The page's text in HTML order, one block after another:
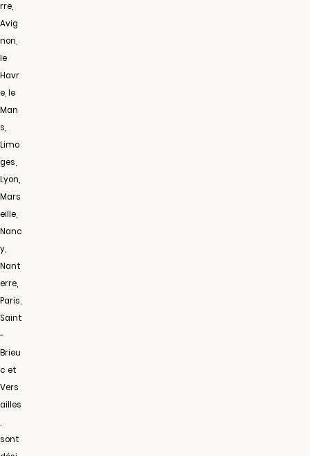
rre,
Avig
non,
le
Havr
e, le
Man
s,
Limo
ges,
Lyon,
Mars
eille,
Nanc
y,
Nant
erre,
Paris,
Saint
-
Brieu
c et
Vers
ailles
sont